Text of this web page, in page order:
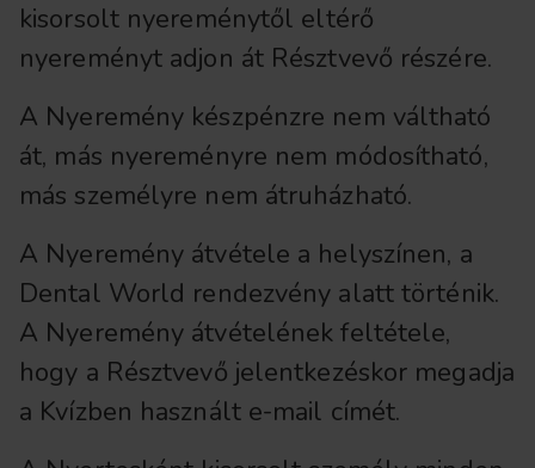
kisorsolt nyereménytől eltérő
nyereményt adjon át Résztvevő részére.
A Nyeremény készpénzre nem váltható
át, más nyereményre nem módosítható,
más személyre nem átruházható.
A Nyeremény átvétele a helyszínen, a
Dental World rendezvény alatt történik.
A Nyeremény átvételének feltétele,
hogy a Résztvevő jelentkezéskor megadja
a Kvízben használt e-mail címét.